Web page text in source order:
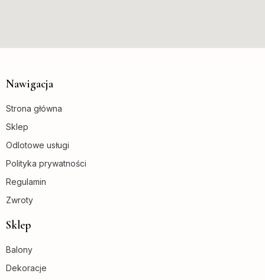
Nawigacja
Strona główna
Sklep
Odlotowe usługi
Polityka prywatności
Regulamin
Zwroty
Sklep
Balony
Dekoracje